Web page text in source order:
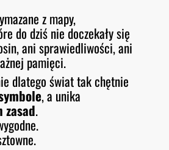
z mapy,
do dziś nie doczekały się
ani sprawiedliwości, ani
pamięci.
dlatego świat tak chętnie
, a unika
.